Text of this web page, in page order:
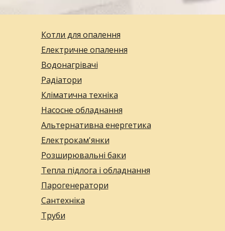
Котли для опалення
Електричне опалення
Водонагрівачі
Радіатори
Кліматична техніка
Насосне обладнання
Альтернативна енергетика
Електрокам'янки
Розширювальні баки
Тепла підлога і обладнання
Парогенератори
Сантехніка
Труби